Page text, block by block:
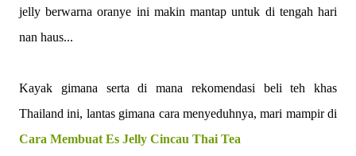
jelly berwarna oranye ini makin mantap untuk di tengah hari
nan haus...
Kayak gimana serta di mana rekomendasi beli teh khas
Thailand ini, lantas gimana cara menyeduhnya, mari mampir di
Cara Membuat Es Jelly Cincau Thai Tea